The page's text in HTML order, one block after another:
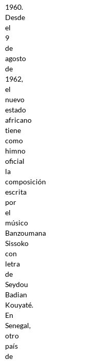
1960.
Desde
el
9
de
agosto
de
1962,
el
nuevo
estado
africano
tiene
como
himno
oficial
la
composición
escrita
por
el
músico
Banzoumana
Sissoko
con
letra
de
Seydou
Badian
Kouyaté.
En
Senegal,
otro
país
de